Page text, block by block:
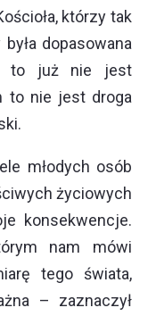
którzy tak
dopasowana
to już nie jest
to nie jest droga
młodych osób
życiowych
konsekwencje.
nam mówi
tego świata,
– zaznaczył